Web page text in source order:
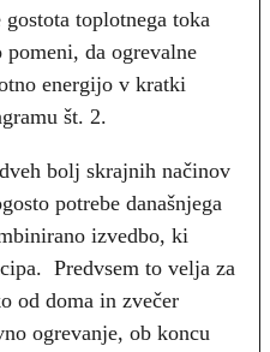
toplotnega toka
da ogrevalne
energijo v kratki
št. 2.
bolj skrajnih načinov
potrebe današnjega
izvedbo, ki
Predvsem to velja za
od doma in zvečer
ogrevanje, ob koncu